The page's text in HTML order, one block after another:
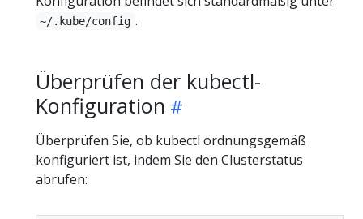
~/.kube/config .
Überprüfen der kubectl-
Konfiguration
Überprüfen Sie, ob kubectl ordnungsgemäß
konfiguriert ist, indem Sie den Clusterstatus
abrufen: